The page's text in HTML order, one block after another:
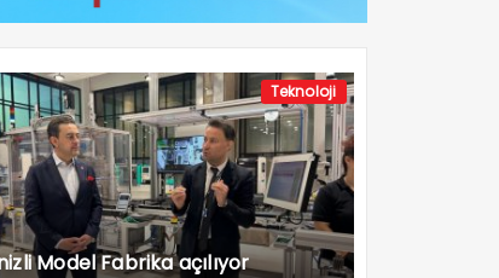
Teknoloji
Model Fabrika açılıyor